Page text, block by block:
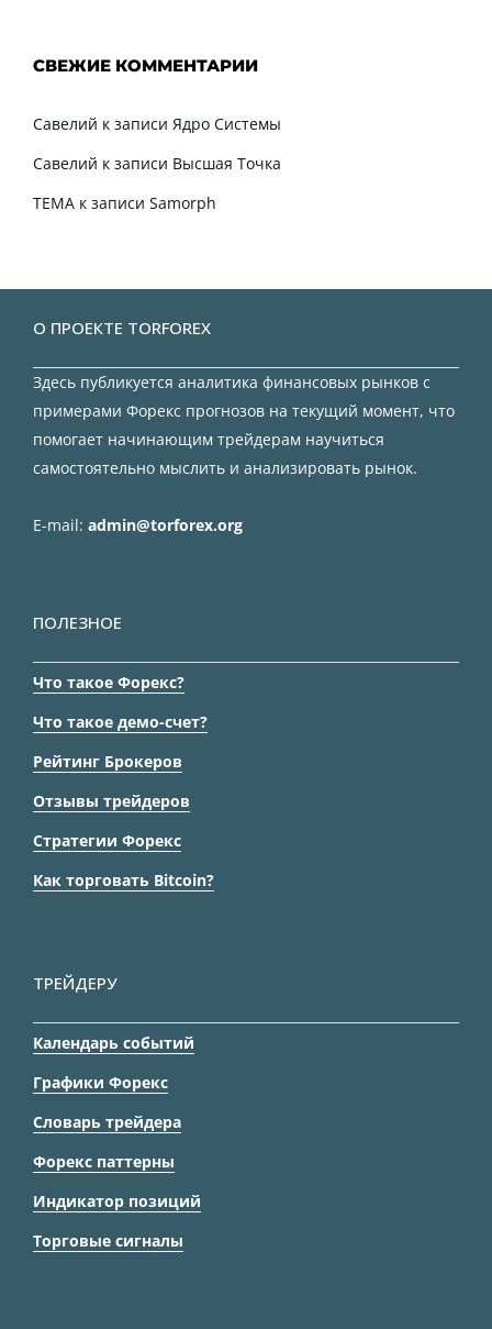
СВЕЖИЕ КОММЕНТАРИИ
Савелий к записи Ядро Системы
Савелий к записи Высшая Точка
TEMA к записи Samorph
О ПРОЕКТЕ TORFOREX
Здесь публикуется аналитика финансовых рынков с
примерами Форекс прогнозов на текущий момент, что
помогает начинающим трейдерам научиться
самостоятельно мыслить и анализировать рынок.
E-mail: admin@torforex.org
ПОЛЕЗНОЕ
Что такое Форекс?
Что такое демо-счет?
Рейтинг Брокеров
Отзывы трейдеров
Стратегии Форекс
Как торговать Bitcoin?
ТРЕЙДЕРУ
Календарь событий
Графики Форекс
Словарь трейдера
Форекс паттерны
Индикатор позиций
Торговые сигналы